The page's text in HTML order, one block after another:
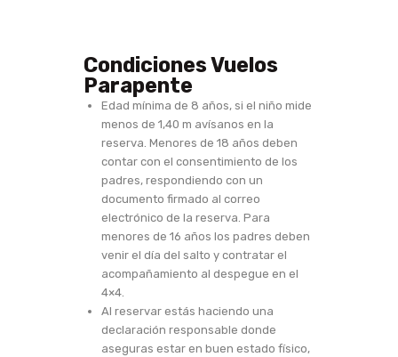
Condiciones Vuelos
Parapente
Edad mínima de 8 años, si el niño mide
menos de 1,40 m avísanos en la
reserva. Menores de 18 años deben
contar con el consentimiento de los
padres, respondiendo con un
documento firmado al correo
electrónico de la reserva. Para
menores de 16 años los padres deben
venir el día del salto y contratar el
acompañamiento al despegue en el
4×4.
Al reservar estás haciendo una
declaración responsable donde
aseguras estar en buen estado físico,